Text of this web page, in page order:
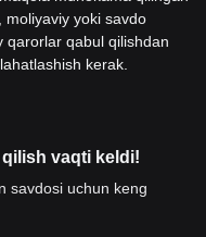
moliyaviy yoki savdo
qarorlar qabul qilishdan
kerak.
vaqti keldi!
savdosi uchun keng